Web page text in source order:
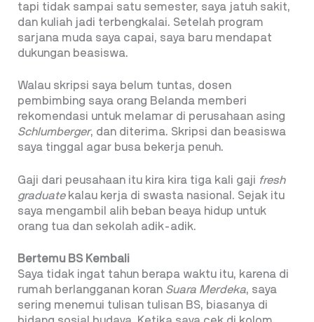
tapi tidak sampai satu semester, saya jatuh sakit,
dan kuliah jadi terbengkalai. Setelah program
sarjana muda saya capai, saya baru mendapat
dukungan beasiswa.
Walau skripsi saya belum tuntas, dosen
pembimbing saya orang Belanda memberi
rekomendasi untuk melamar di perusahaan asing
Schlumberger, dan diterima. Skripsi dan beasiswa
saya tinggal agar busa bekerja penuh.
Gaji dari peusahaan itu kira kira tiga kali gaji fresh
graduatekalau kerja di swasta nasional. Sejak itu
saya mengambil alih beban beaya hidup untuk
orang tua dan sekolah adik-adik.
Bertemu BS Kembali
Saya tidak ingat tahun berapa waktu itu, karena di
rumah berlangganan koran Suara Merdeka, saya
sering menemui tulisan tulisan BS, biasanya di